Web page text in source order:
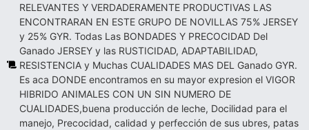
RELEVANTES Y VERDADERAMENTE PRODUCTIVAS LAS
ENCONTRARAN EN ESTE GRUPO DE NOVILLAS 75% JERSEY
y 25% GYR. Todas Las BONDADES Y PRECOCIDAD Del
Ganado JERSEY y las RUSTICIDAD, ADAPTABILIDAD,
RESISTENCIA y Muchas CUALIDADES MAS DEL Ganado GYR.
Es aca DONDE encontramos en su mayor expresion el VIGOR
HIBRIDO ANIMALES CON UN SIN NUMERO DE
CUALIDADES,buena producción de leche, Docilidad para el
manejo, Precocidad, calidad y perfección de sus ubres, patas